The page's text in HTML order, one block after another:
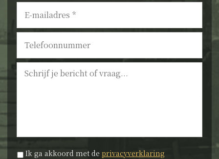
E-
mailadres *
Telefoonnummer
Bericht
Privacyverklaring *
Ik ga akkoord met de privacyverklaring